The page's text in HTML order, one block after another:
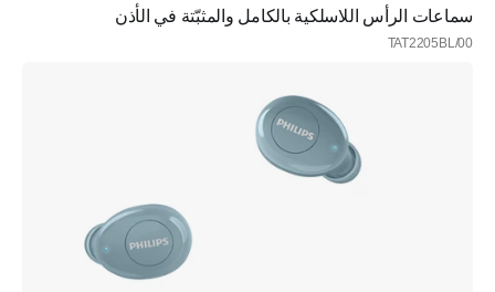
سماعات الرأس اللاسلكية بالكامل والمثبّتة في الأذن
TAT2205BL/00